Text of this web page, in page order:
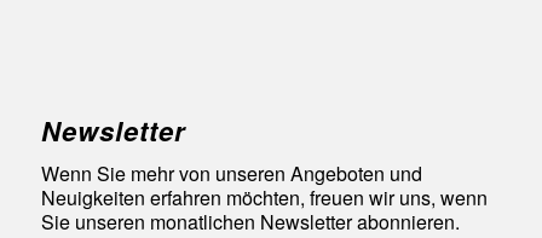
Newsletter
Wenn Sie mehr von unseren Angeboten und
Neuigkeiten erfahren möchten, freuen wir uns, wenn
Sie unseren monatlichen Newsletter abonnieren.